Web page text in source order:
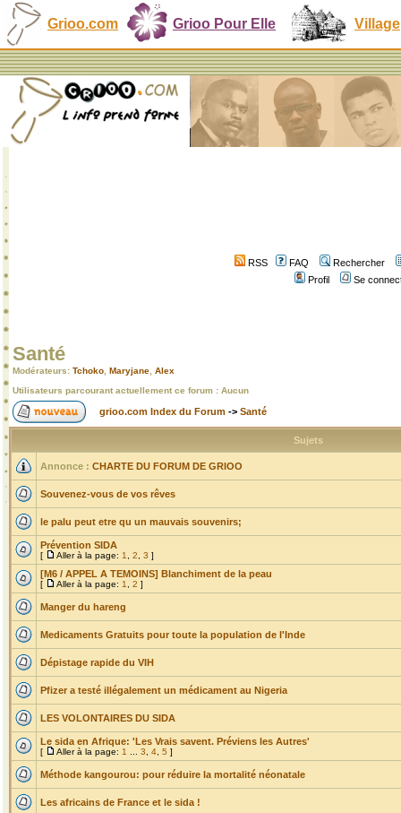
Grioo.com Grioo Pour Elle Village
RSS FAQ
Rechercher
Profil
Se
Santé
Modérateurs: Tchoko Maryjane Alex
Utilisateurs parcourant actuellement ce forum : Aucun
grioo.com Index du Forum -> Santé
Sujets
Annonce : CHARTE DU FORUM DE GRIOO
Souvenez-vous de vos rêves
le palu peut etre qu un mauvais souvenirs;
Prévention SIDA
[ Aller à la page: 1 2 3 ]
[M6 / APPEL A TEMOINS] Blanchiment de la peau
[ Aller à la page: 1 2 ]
Manger du hareng
Medicaments Gratuits pour toute la population de l'Inde
Dépistage rapide du VIH
Pfizer a testé illégalement un médicament au Nigeria
LES VOLONTAIRES DU SIDA
Le sida en Afrique: 'Les Vrais savent. Préviens les Autres'
[ Aller à la page: 1 3 4 5 ]
Méthode kangourou: pour réduire la mortalité néonatale
Les africains de France et le sida !